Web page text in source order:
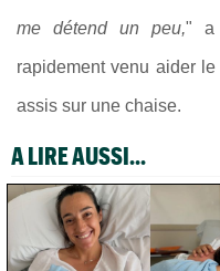
me détend un peu," a
rapidement venu aider
assis sur une chaise.
A LIRE AUSSI...